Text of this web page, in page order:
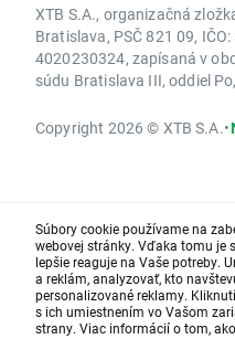
XTB S.A., organizačná
Bratislava, PSČ 821 09,
4020230324, zapísaná v
súdu Bratislava III, oddiel
Copyright 2026 © XTB S.A.•
Súbory cookie používame na
webovej stránky. Vďaka tomu je
lepšie reaguje na Vaše potreby.
a reklám, analyzovať, kto
personalizované reklamy.
s ich umiestnením vo Vašom
strany. Viac informácií o tom,